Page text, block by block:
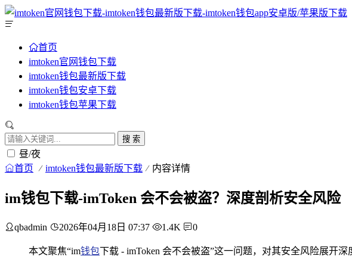
首页
imtoken官网钱包下载
imtoken钱包最新版下载
imtoken钱包安卓下载
imtoken钱包苹果下载
搜 索
昼/夜
首页 imtoken钱包最新版下载 内容详情
im钱包下载-imToken 会不会被盗？深度剖析安全风险
qbadmin 2026年04月18日 07:37 1.4K 0
本文聚焦“im钱包下载 - imToken 会不会被盗”这一问题，对其安全风险展开